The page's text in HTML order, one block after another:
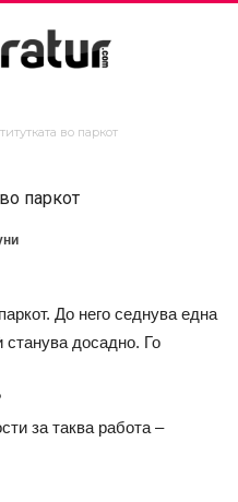
во паркот
паркот
До него седнува една
станува досадно. Го
за таква работа –